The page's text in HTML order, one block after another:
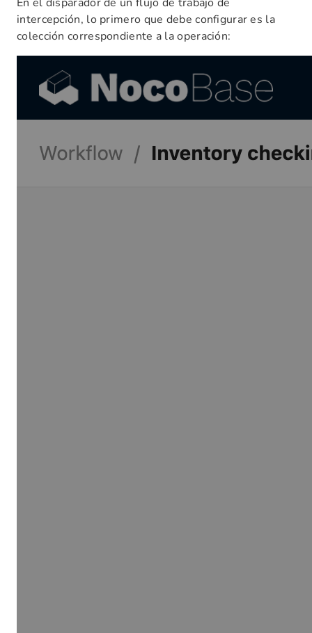
intercepción, lo primero que debe configurar es la
colección correspondiente a la operación: